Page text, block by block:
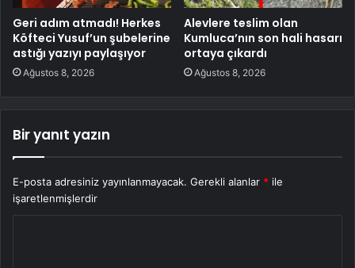
Geri adım atmadı! Herkes
Köfteci Yusuf’un şubelerine
astığı yazıyı paylaşıyor
Ağustos 8, 2026
Alevlere teslim olan
Kumluca’nın son hali hasarı
ortaya çıkardı
Ağustos 8, 2026
Bir yanıt yazın
E-posta adresiniz yayınlanmayacak. Gerekli alanlar * ile
işaretlenmişlerdir